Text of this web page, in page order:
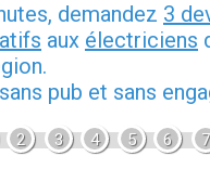
demandez 3
aux électriciens
pub et sans
2 3 4 5 6 7